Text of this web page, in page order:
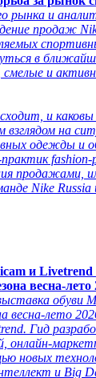
рынка и
продаж
в
и
и
взглядом на
одежды и
практик
продажами,
Nike Russia
и Livetrend
весна-лето
обуви
весна-лето
Гид
онлайн-
новых
и Big